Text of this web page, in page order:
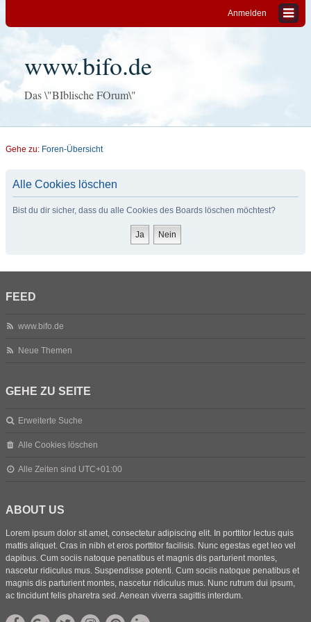
Anmelden
www.bifo.de
Das \"BIblische FOrum\"
Gehe zu: Foren-Übersicht
Alle Cookies löschen
Bist du dir sicher, dass du alle Cookies des Boards löschen möchtest?
FEED
www.bifo.de
Neue Themen
GEHE ZU SEITE
Erweiterte Suche
Alle Cookies löschen
Alle Zeiten sind UTC+01:00
ABOUT US
Lorem ipsum dolor sit amet, consectetur adipiscing elit. In porttitor lectus quis
mattis aliquet. Cras in nibh et eros porttitor facilisis. Nunc egestas eget leo vel
dapibus. Cum sociis natoque penatibus et magnis dis parturient montes,
nascetur ridiculus mus. Suspendisse potenti. Cum sociis natoque penatibus et
magnis dis parturient montes, nascetur ridiculus mus. Nunc rutrum dui ipsum,
ac tincidunt felis pharetra sed. Aenean viverra sagittis interdum.